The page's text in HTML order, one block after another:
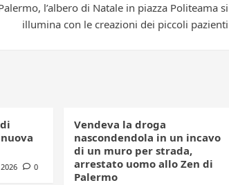
l’albero di Natale in piazza Politeama si
illumina con le creazioni dei piccoli pazienti
0
Vendeva la droga
nascondendola in un incavo
di un muro per strada,
arrestato uomo allo Zen di
Palermo